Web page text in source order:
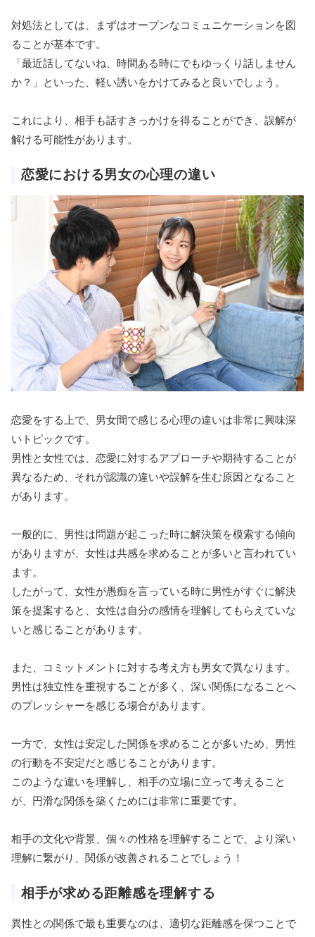
対処法としては、まずはオープンなコミュニケーションを図
ることが基本です。
「最近話してないね、時間ある時にでもゆっくり話しません
か？」といった、軽い誘いをかけてみると良いでしょう。
これにより、相手も話すきっかけを得ることができ、誤解が
解ける可能性があります。
恋愛における男女の心理の違い
恋愛をする上で、男女間で感じる心理の違いは非常に興味深
いトピックです。
男性と女性では、恋愛に対するアプローチや期待することが
異なるため、それが認識の違いや誤解を生む原因となること
があります。
一般的に、男性は問題が起こった時に解決策を模索する傾向
がありますが、女性は共感を求めることが多いと言われてい
ます。
したがって、女性が愚痴を言っている時に男性がすぐに解決
策を提案すると、女性は自分の感情を理解してもらえていな
いと感じることがあります。
また、コミットメントに対する考え方も男女で異なります。
男性は独立性を重視することが多く、深い関係になることへ
のプレッシャーを感じる場合があります。
一方で、女性は安定した関係を求めることが多いため、男性
の行動を不安定だと感じることがあります。
このような違いを理解し、相手の立場に立って考えること
が、円滑な関係を築くためには非常に重要です。
相手の文化や背景、個々の性格を理解することで、より深い
理解に繋がり、関係が改善されることでしょう！
相手が求める距離感を理解する
異性との関係で最も重要なのは、適切な距離感を保つことで